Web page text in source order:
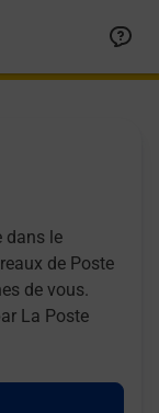
dans le
de Poste
de vous.
La Poste